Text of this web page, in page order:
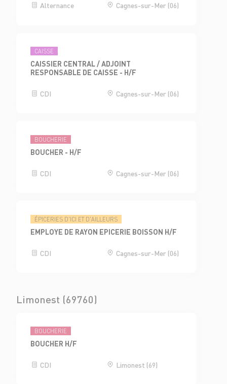
Alternance Cagnes-sur-Mer (06)
CAISSE
CAISSIER CENTRAL / ADJOINT
RESPONSABLE DE CAISSE - H/F
CDI Cagnes-sur-Mer (06)
BOUCHERIE
BOUCHER - H/F
CDI Cagnes-sur-Mer (06)
ÉPICERIES D'ICI ET D'AILLEURS
EMPLOYE DE RAYON EPICERIE BOISSON H/F
CDI Cagnes-sur-Mer (06)
Limonest (69760)
BOUCHERIE
BOUCHER H/F
CDI Limonest (69)